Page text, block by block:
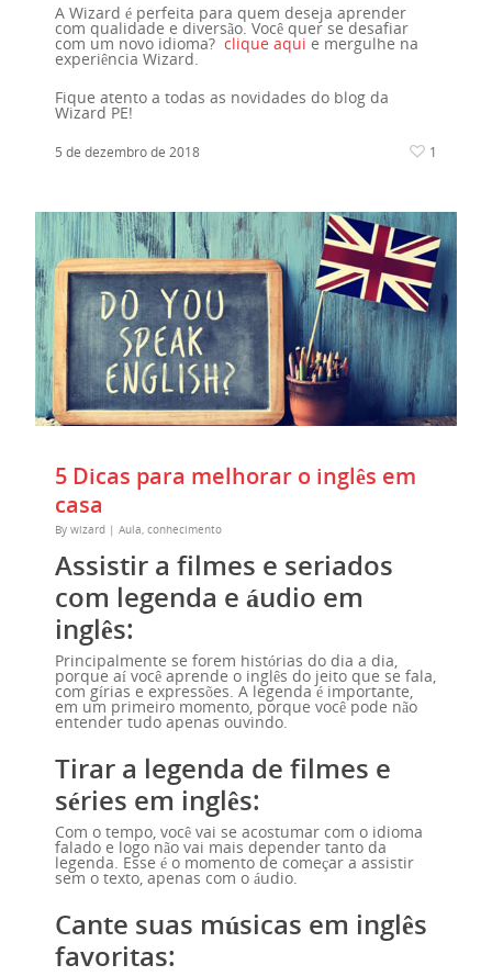
A Wizard é perfeita para quem deseja aprender
com qualidade e diversão. Você quer se desafiar
com um novo idioma? clique aqui e mergulhe na
experiência Wizard.
Fique atento a todas as novidades do blog da
Wizard PE!
5 de dezembro de 2018 1
5 Dicas para melhorar o inglês em
casa
By wizard | Aula, conhecimento
Assistir a filmes e seriados
com legenda e áudio em
inglês:
Principalmente se forem histórias do dia a dia,
porque aí você aprende o inglês do jeito que se fala,
com gírias e expressões. A legenda é importante,
em um primeiro momento, porque você pode não
entender tudo apenas ouvindo.
Tirar a legenda de filmes e
séries em inglês:
Com o tempo, você vai se acostumar com o idioma
falado e logo não vai mais depender tanto da
legenda. Esse é o momento de começar a assistir
sem o texto, apenas com o áudio.
Cante suas músicas em inglês
favoritas: